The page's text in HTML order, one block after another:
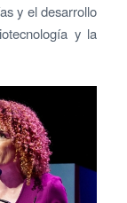
y el desarrollo
y la